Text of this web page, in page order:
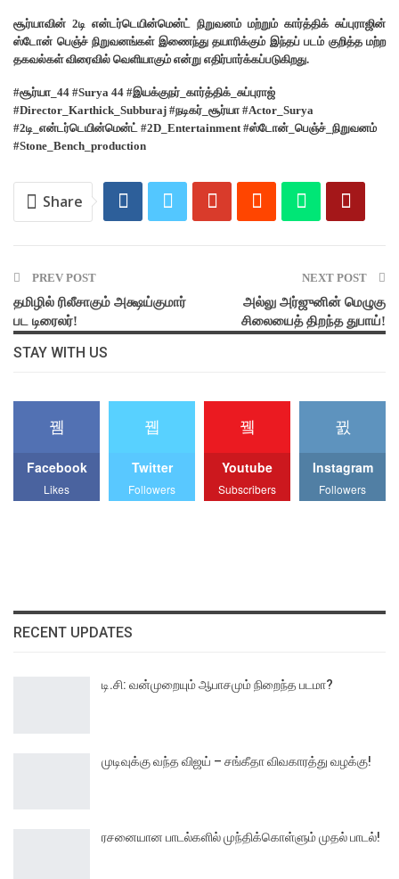
சூர்யாவின் 2டி என்டர்டெயின்மென்ட் நிறுவனம் மற்றும் கார்த்திக் சுப்புராஜின்
ஸ்டோன் பெஞ்ச் நிறுவனங்கள் இணைந்து தயாரிக்கும் இந்தப் படம் குறித்த மற்ற
தகவல்கள் விரைவில் வெளியாகும் என்று எதிர்பார்க்கப்படுகிறது.
#சூர்யா_44 #Surya 44 #இயக்குநர்_கார்த்திக்_சுப்புராஜ்
#Director_Karthick_Subburaj #நடிகர்_சூர்யா #Actor_Surya
#2டி_என்டர்டெயின்மென்ட் #2D_Entertainment #ஸ்டோன்_பெஞ்ச்_நிறுவனம்
#Stone_Bench_production
Share
PREV POST
தமிழில் ரிலீசாகும் அக்ஷய்குமார்
பட டிரைலர்!
NEXT POST
அல்லு அர்ஜுனின் மெழுகு
சிலையைத் திறந்த துபாய்!
STAY WITH US
Facebook
Likes
Twitter
Followers
Youtube
Subscribers
Instagram
Followers
RECENT UPDATES
டி.சி: வன்முறையும் ஆபாசமும் நிறைந்த படமா?
முடிவுக்கு வந்த விஜய் – சங்கீதா விவகாரத்து வழக்கு!
ரசனையான பாடல்களில் முந்திக்கொள்ளும் முதல் பாடல்!